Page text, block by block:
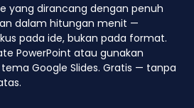
yang dirancang dengan penuh
dalam hitungan menit —
pada ide, bukan pada format.
PowerPoint atau gunakan
Google Slides. Gratis — tanpa